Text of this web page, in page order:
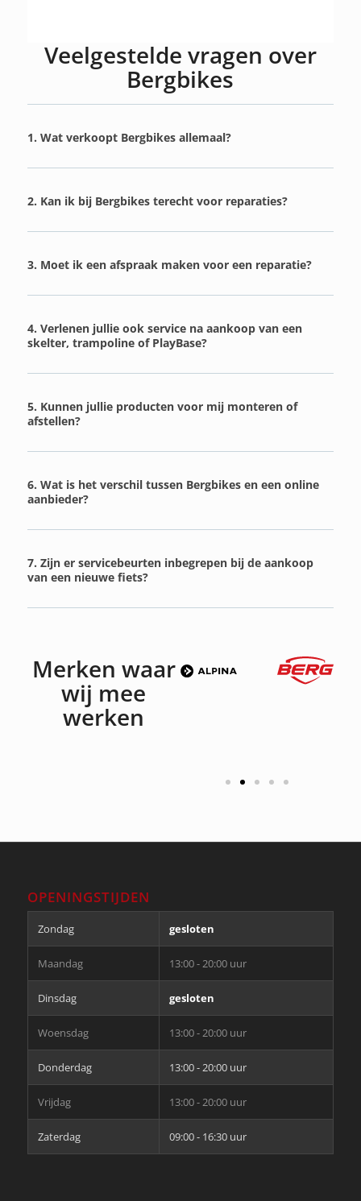
Veelgestelde vragen over
Bergbikes
1. Wat verkoopt Bergbikes allemaal?
2. Kan ik bij Bergbikes terecht voor reparaties?
3. Moet ik een afspraak maken voor een reparatie?
4. Verlenen jullie ook service na aankoop van een
skelter, trampoline of PlayBase?
5. Kunnen jullie producten voor mij monteren of
afstellen?
6. Wat is het verschil tussen Bergbikes en een online
aanbieder?
7. Zijn er servicebeurten inbegrepen bij de aankoop
van een nieuwe fiets?
Merken waar
wij mee
werken
OPENINGSTIJDEN
Zondag gesloten
Maandag 13:00 - 20:00 uur
Dinsdag gesloten
Woensdag 13:00 - 20:00 uur
Donderdag 13:00 - 20:00 uur
Vrijdag 13:00 - 20:00 uur
Zaterdag 09:00 - 16:30 uur